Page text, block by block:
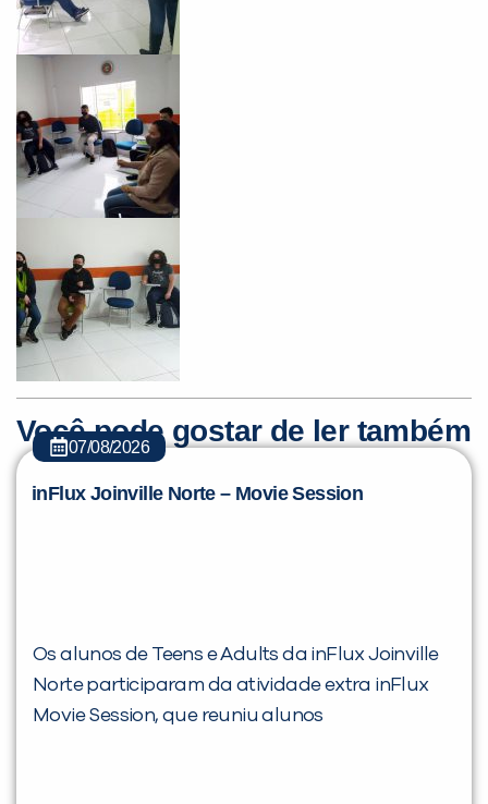
Você pode gostar de ler também
07/08/2026
inFlux Joinville Norte – Movie Session
Os alunos de Teens e Adults da inFlux Joinville
Norte participaram da atividade extra inFlux
Movie Session, que reuniu alunos